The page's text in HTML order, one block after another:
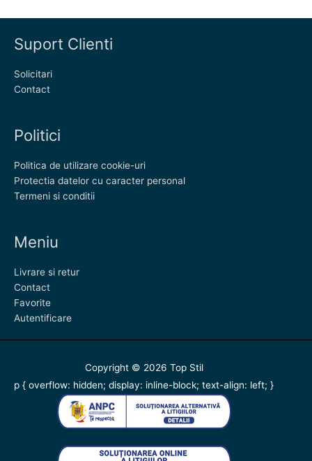
Suport Clienti
Solicitari
Contact
Politici
Politica de utilizare cookie-uri
Protectia datelor cu caracter personal
Termeni si conditii
Meniu
Livrare si retur
Contact
Favorite
Autentificare
Copyright © 2026 Top Stil
p { overflow: hidden; display: inline-block; text-align: left; }